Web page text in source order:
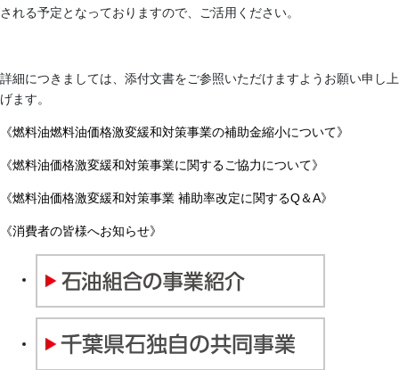
される予定となっておりますので、ご活用ください。
詳細につきましては、添付文書をご参照いただけますようお願い申し上
げます。
《燃料油燃料油価格激変緩和対策事業の補助金縮小について》
《燃料油価格激変緩和対策事業に関するご協力について》
《燃料油価格激変緩和対策事業 補助率改定に関するQ＆A》
《消費者の皆様へお知らせ》